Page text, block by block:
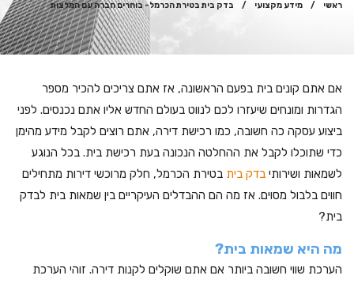
ראשי / מידע מקצועי / בדק בית בטירת הכרמל- בוחרים חברה עם המלצות
אם אתם קונים בית בפעם הראשונה, אז אתם צריכים להכיר מספר
הגדרות ומונחים שיעזרו לכם לנווט בעולם החדש אליו אתם נכנסים. לפני
ביצוע עסקה כה חשובה, כמו רכישת דירה, אתם רוצים לקבל מידע מהימן
כדי שתוכלו לקבל את ההחלטה הנכונה בעת רכישת בית. בכל הנוגע
לשמאות ושירותי בדק בית בטירת הכרמל, חלק מרוכשי דירות מתחילים
חווים בלבול מסוים. אז מה הם ההבדלים העיקריים בין שמאות בית לבדק
בית?
מה היא שמאות בית?
הערכת שווי חשובה ביותר אם אתם שוקלים לקנות דירה. זוהי הערכת